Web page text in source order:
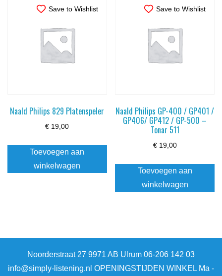
Save to Wishlist
Naald Philips 829 Platenspeler
€ 19,00
Toevoegen aan
winkelwagen
Save to Wishlist
Naald Philips GP-400 / GP401 /
GP406/ GP412 / GP-500 –
Tonar 511
€19,00
Toevoegen aan
winkelwagen
Noorderstraat 27 9971 AB Ulrum 06-206 142 03
info@simply-listening.nl OPENINGSTIJDEN WINKEL Ma -